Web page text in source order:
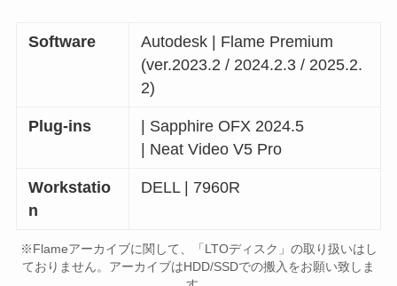
Software
Autodesk | Flame Premium
(ver.2023.2 / 2024.2.3 / 2025.2.
2)
Plug-ins
| Sapphire OFX 2024.5
| Neat Video V5 Pro
Workstatio
n
DELL | 7960R
※Flameアーカイブに関して、「LTOディスク」の取り扱いはし
ておりません。アーカイブはHDD/SSDでの搬入をお願い致しま